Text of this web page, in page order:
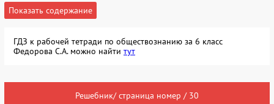
Показать содержание
ГДЗ к рабочей тетради по обществознанию за 6 класс
Федорова С.А. можно найти тут
Решебник/ страница номер / 30